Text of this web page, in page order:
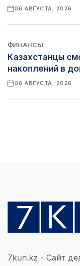
06 АВГУСТА, 2026
ФИНАНСЫ
Казахстанцы
накоплений в
06 АВГУСТА, 2026
На что
нежилом
06 АВГУСТА, 2026
7kun.kz - Сайт